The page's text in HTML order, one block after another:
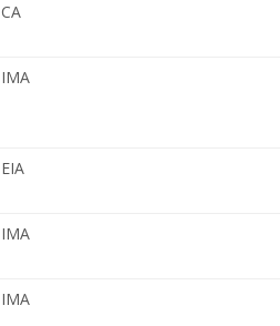
CA
IMA
EIA
IMA
IMA